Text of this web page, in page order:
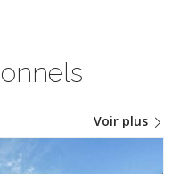
Voir plus